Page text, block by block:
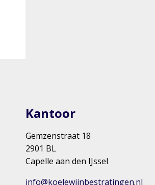
Kantoor
Gemzenstraat 18
2901 BL
Capelle aan den IJssel
info@koelewijnbestratingen.nl